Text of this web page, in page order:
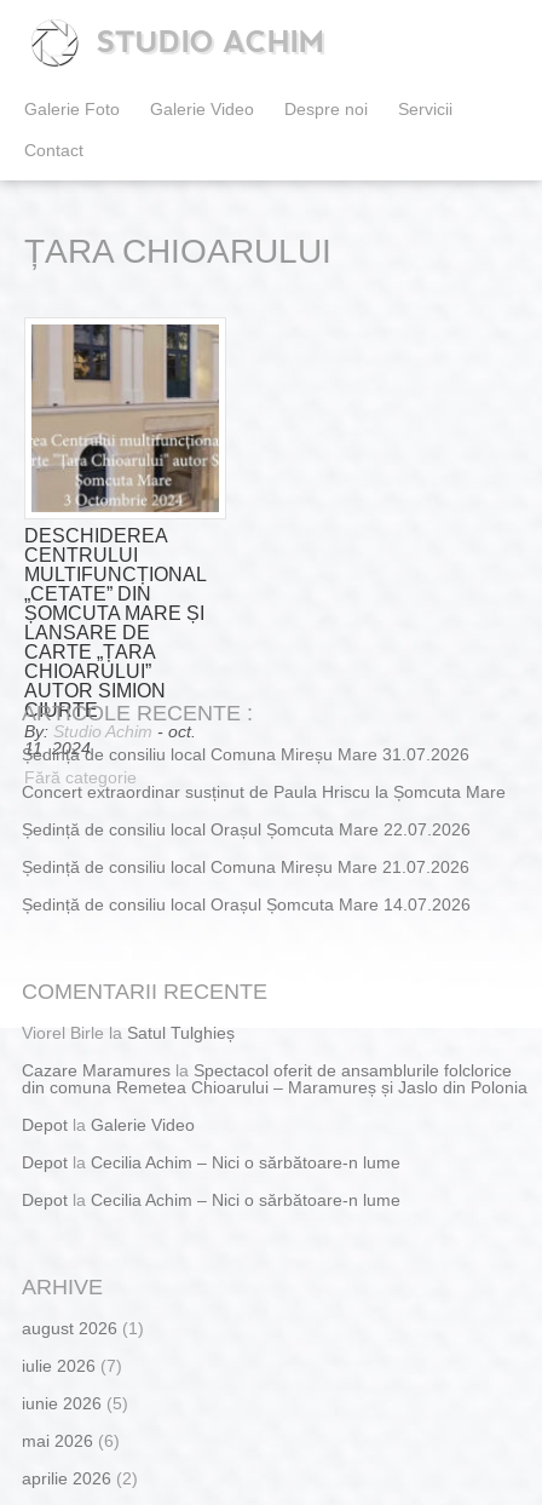
STUDIO ACHIM
Galerie Foto Galerie Video Despre noi Servicii
Contact
ȚARA CHIOARULUI
DESCHIDEREA
CENTRULUI
MULTIFUNCȚIONAL
„CETATE” DIN
ȘOMCUTA MARE ȘI
LANSARE DE
CARTE „ȚARA
CHIOARULUI”
AUTOR SIMION
CIURTE
By: Studio Achim - oct.
11, 2024
Fără categorie
ARTICOLE RECENTE :
Ședință de consiliu local Comuna Mireșu Mare 31.07.2026
Concert extraordinar susținut de Paula Hriscu la Șomcuta Mare
Ședință de consiliu local Orașul Șomcuta Mare 22.07.2026
Ședință de consiliu local Comuna Mireșu Mare 21.07.2026
Ședință de consiliu local Orașul Șomcuta Mare 14.07.2026
COMENTARII RECENTE
Viorel Birle la Satul Tulghieș
Cazare Maramuresla Spectacol oferit de ansamblurile folclorice
din comuna Remetea Chioarului – Maramureș și Jaslo din Polonia
Depotla Galerie Video
Depotla Cecilia Achim – Nici o sărbătoare-n lume
Depotla Cecilia Achim – Nici o sărbătoare-n lume
ARHIVE
august 2026 (1)
iulie 2026 (7)
iunie 2026 (5)
mai 2026 (6)
aprilie 2026 (2)